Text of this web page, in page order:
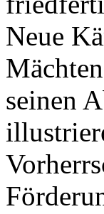
Neue
seinen